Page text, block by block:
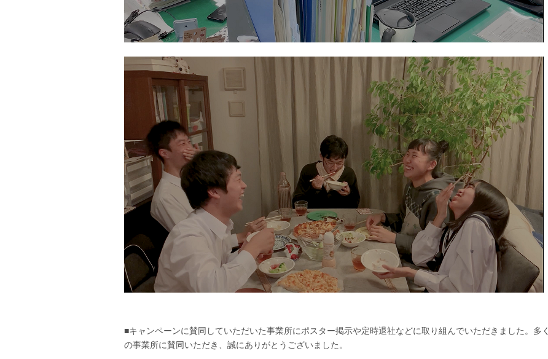
■キャンペーンに賛同していただいた事業所にポスター掲示や定時退社などに取り組んでいただきました。多く
の事業所に賛同いただき、誠にありがとうございました。